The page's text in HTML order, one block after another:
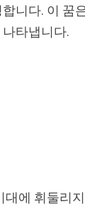
니다. 이 꿈
타냅니다.
대에 휘둘리지